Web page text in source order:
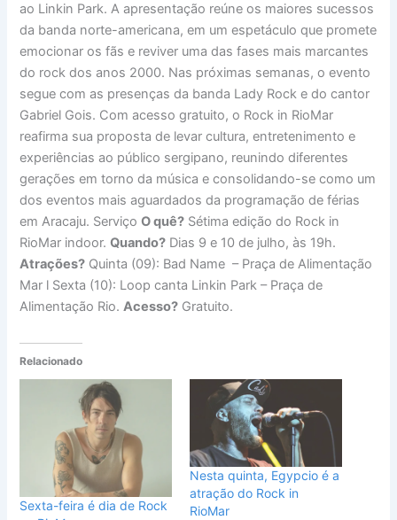
ao Linkin Park. A apresentação reúne os maiores sucessos
da banda norte-americana, em um espetáculo que promete
emocionar os fãs e reviver uma das fases mais marcantes
do rock dos anos 2000. Nas próximas semanas, o evento
segue com as presenças da banda Lady Rock e do cantor
Gabriel Gois. Com acesso gratuito, o Rock in RioMar
reafirma sua proposta de levar cultura, entretenimento e
experiências ao público sergipano, reunindo diferentes
gerações em torno da música e consolidando-se como um
dos eventos mais aguardados da programação de férias
em Aracaju. ServiçoO quê? Sétima edição do Rock in
RioMar indoor.Quando? Dias 9 e 10 de julho, às 19h.
Atrações? Quinta (09): Bad Name – Praça de Alimentação
Mar l Sexta (10): Loop canta Linkin Park – Praça de
Alimentação Rio.Acesso? Gratuito.
Relacionado
Sexta-feira é dia de Rock
Nesta quinta, Egypcio é a
atração do Rock in
RioMar